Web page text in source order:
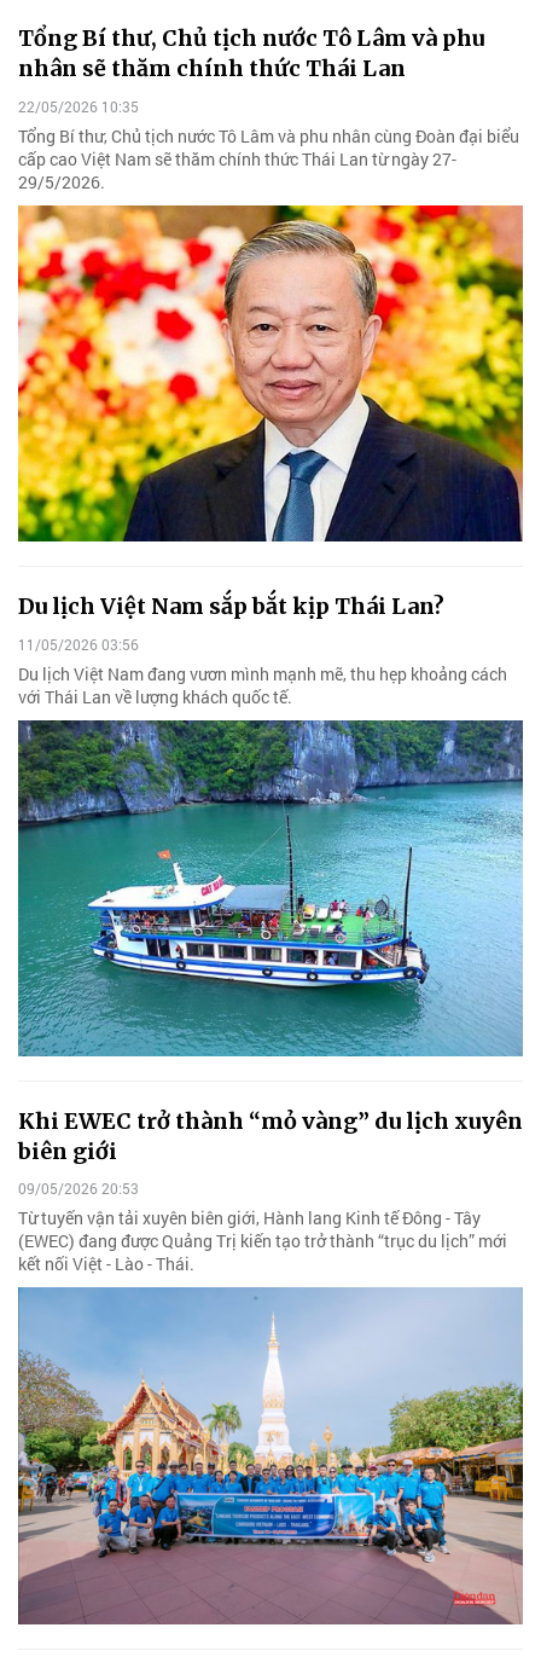
Tổng Bí thư, Chủ tịch nước Tô Lâm và phu
nhân sẽ thăm chính thức Thái Lan
22/05/2026 10:35
Tổng Bí thư, Chủ tịch nước Tô Lâm và phu nhân cùng Đoàn đại biểu
cấp cao Việt Nam sẽ thăm chính thức Thái Lan từ ngày 27-
29/5/2026.
Du lịch Việt Nam sắp bắt kịp Thái Lan?
11/05/2026 03:56
Du lịch Việt Nam đang vươn mình mạnh mẽ, thu hẹp khoảng cách
với Thái Lan về lượng khách quốc tế.
Khi EWEC trở thành “mỏ vàng” du lịch xuyên
biên giới
09/05/2026 20:53
Từ tuyến vận tải xuyên biên giới, Hành lang Kinh tế Đông - Tây
(EWEC) đang được Quảng Trị kiến tạo trở thành “trục du lịch” mới
kết nối Việt - Lào - Thái.